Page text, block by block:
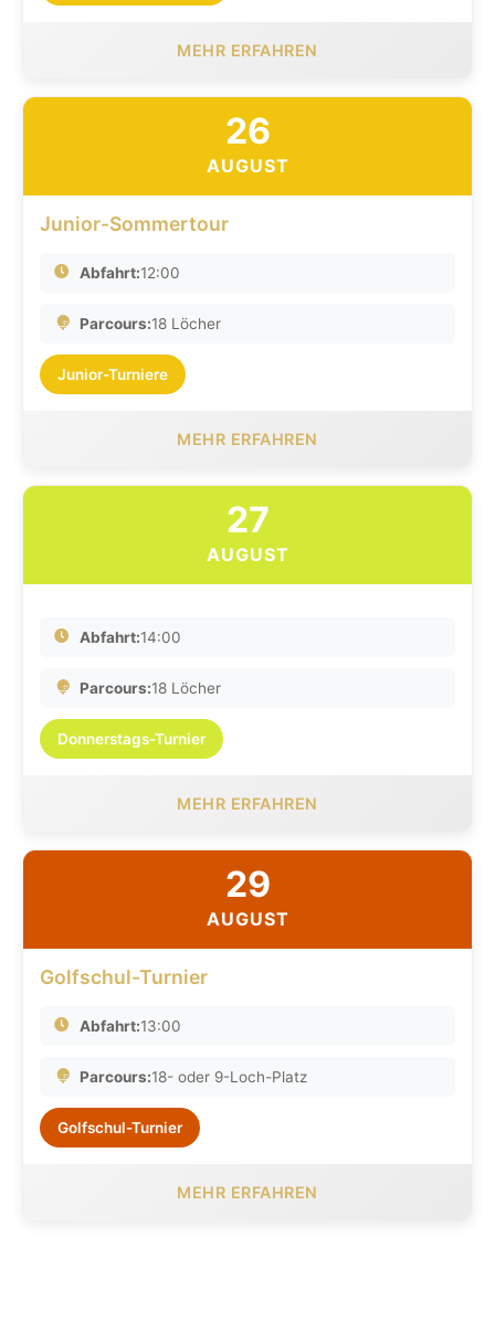
MEHR ERFAHREN
26
AUGUST
Junior-Sommertour
Abfahrt:12:00
Parcours:18 Löcher
Junior-Turniere
MEHR ERFAHREN
27
AUGUST
Abfahrt:14:00
Parcours:18 Löcher
Donnerstags-Turnier
MEHR ERFAHREN
29
AUGUST
Golfschul-Turnier
Abfahrt:13:00
Parcours:18- oder 9-Loch-Platz
Golfschul-Turnier
MEHR ERFAHREN